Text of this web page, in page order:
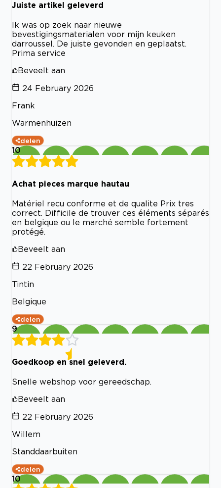
Juiste artikel geleverd
Ik was op zoek naar nieuwe
bevestigingsmaterialen voor mijn keuken
darroussel. De juiste gevonden en geplaatst.
Prima service
Beveelt aan
24 February 2026
Frank
Warmenhuizen
delen
10
Achat pieces marque hautau
Matériel recu conforme et de qualite Prix tres
correct. Difficile de trouver ces éléments séparés
en belgique ou le marché semble fortement
protégé.
Beveelt aan
22 February 2026
Tintin
Belgique
delen
9
Goedkoop en snel geleverd.
Snelle webshop voor gereedschap.
Beveelt aan
22 February 2026
Willem
Standdaarbuiten
delen
10